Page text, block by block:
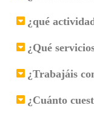
¿qué
¿Qué
¿Trabajáis
¿Cuánto